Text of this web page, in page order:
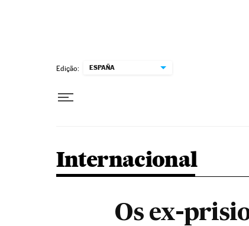
Edição: ESPAÑA
Internacional
Os ex-